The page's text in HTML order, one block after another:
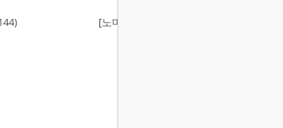
[노마드]사각 통발 (N-6145)